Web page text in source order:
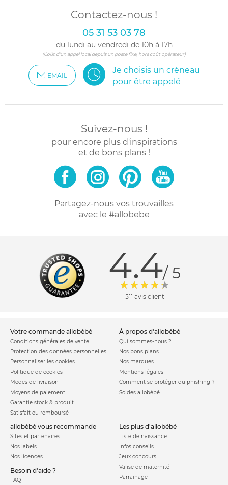
Contactez-nous !
05 31 53 03 78
du lundi au vendredi de 10h à 17h
(Coût d'un appel local depuis un poste fixe, hors coût opérateur)
EMAIL
Je choisis un créneau
pour être appelé
Suivez-nous !
pour encore plus d'inspirations
et de bons plans !
Partagez-nous vos trouvailles
avec le #allobebe
4.4/ 5
511 avis client
votre commande allobébé
Conditions générales de vente
Protection des données personnelles
Personnaliser les cookies
Politique de cookies
Modes de livraison
Moyens de paiement
Garantie stock & produit
Satisfait ou remboursé
à propos d'allobébé
Qui sommes-nous ?
Nos bons plans
Nos marques
Mentions légales
Comment se protéger du phishing ?
Soldes allobébé
allobébé vous recommande
Sites et partenaires
Nos labels
Nos licences
Besoin d'aide ?
FAQ
les plus d'allobébé
Liste de naissance
Infos conseils
Jeux concours
Valise de maternité
Parrainage